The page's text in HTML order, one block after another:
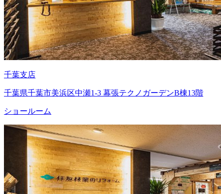
千葉支店
千葉県千葉市美浜区中瀬1-3 幕張テクノガーデンB棟13階
ショールーム